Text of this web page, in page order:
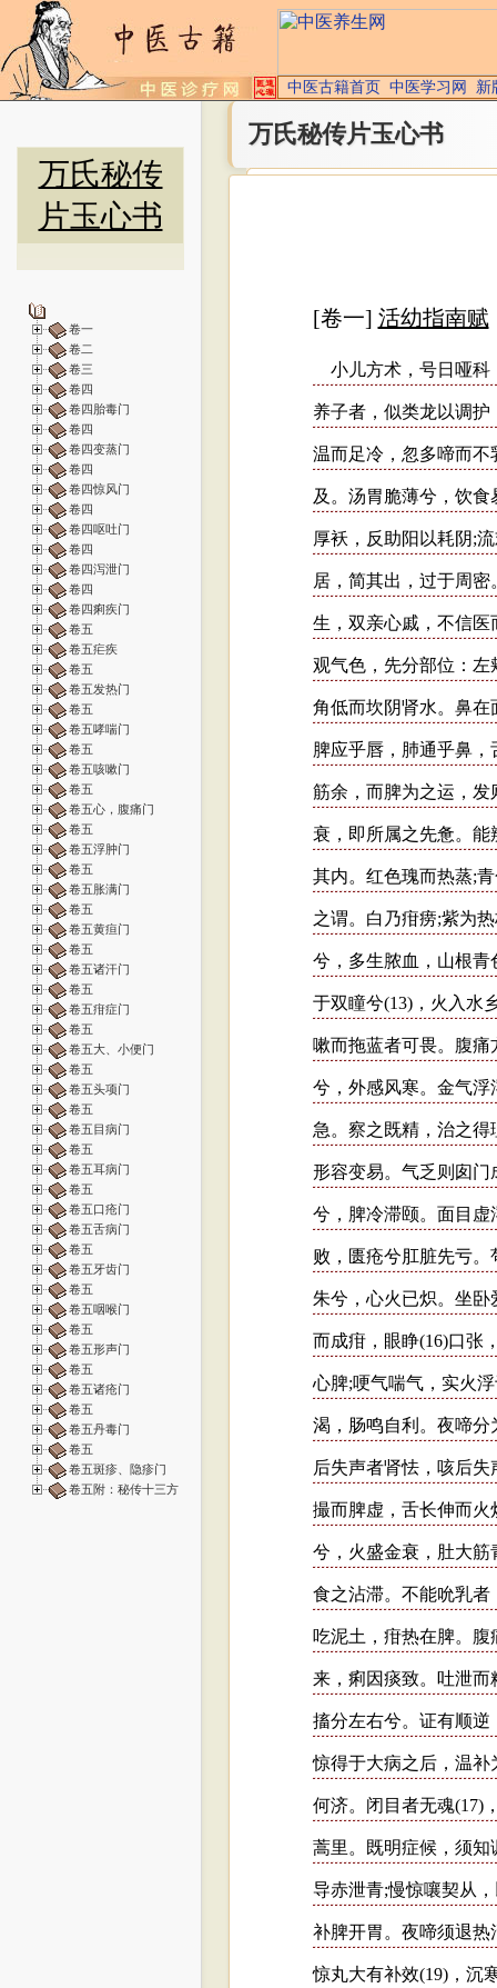
中医古籍首页 中医学习网 新
万氏秘传
片玉心书
卷一
卷二
卷三
卷四
卷四胎毒门
卷四
卷四变蒸门
卷四
卷四惊风门
卷四
卷四呕吐门
卷四
卷四泻泄门
卷四
卷四痢疾门
卷五
卷五疟疾
卷五
卷五发热门
卷五
卷五哮喘门
卷五
卷五咳嗽门
卷五
卷五心，腹痛门
卷五
卷五浮肿门
卷五
卷五胀满门
卷五
卷五黄疸门
卷五
卷五诸汗门
卷五
卷五疳症门
卷五
卷五大、小便门
卷五
卷五头项门
卷五
卷五目病门
卷五
卷五耳病门
卷五
卷五口疮门
卷五舌病门
卷五
卷五牙齿门
卷五
卷五咽喉门
卷五
卷五形声门
卷五
卷五诸疮门
卷五
卷五丹毒门
卷五
卷五斑疹、隐疹门
卷五附：秘传十三方
万氏秘传片玉心书